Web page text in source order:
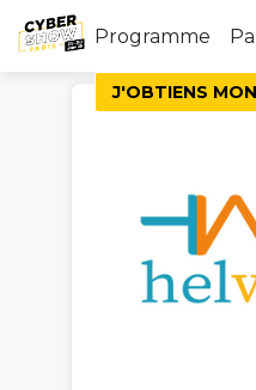
Programme
J'OBTIENS